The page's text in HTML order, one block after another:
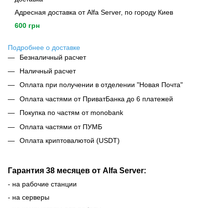
Адресная доставка от Alfa Server, по городу Киев
600 грн
Подробнее о доставке
Безналичный расчет
Наличный расчет
Оплата при получении в отделении "Новая Почта"
Оплата частями от ПриватБанка до 6 платежей
Покупка по частям от monobank
Оплата частями от ПУМБ
Оплата криптовалютой (USDT)
Гарантия 38 месяцев от Alfa Server:
- на рабочие станции
- на серверы